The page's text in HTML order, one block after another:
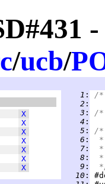
-
/ucb/
X
X
X
X
X
X
X
   1
:
/*
   2
:
   3
:
   4
:
   5
:
/*
   6
:
   7
:
   8
:
   9
:
  10
: